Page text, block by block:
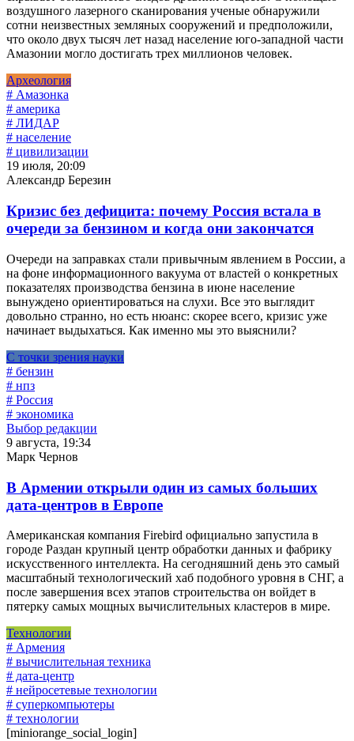
воздушного лазерного сканирования ученые обнаружили
сотни неизвестных земляных сооружений и предположили,
что около двух тысяч лет назад население юго-западной части
Амазонии могло достигать трех миллионов человек.
Археология
# Амазонка
# америка
# ЛИДАР
# население
# цивилизации
19 июля, 20:09
Александр Березин
Кризис без дефицита: почему Россия встала в
очереди за бензином и когда они закончатся
Очереди на заправках стали привычным явлением в России, а
на фоне информационного вакуума от властей о конкретных
показателях производства бензина в июне население
вынуждено ориентироваться на слухи. Все это выглядит
довольно странно, но есть нюанс: скорее всего, кризис уже
начинает выдыхаться. Как именно мы это выяснили?
С точки зрения науки
# бензин
# нпз
# Россия
# экономика
Выбор редакции
9 августа, 19:34
Марк Чернов
В Армении открыли один из самых больших
дата-центров в Европе
Американская компания Firebird официально запустила в
городе Раздан крупный центр обработки данных и фабрику
искусственного интеллекта. На сегодняшний день это самый
масштабный технологический хаб подобного уровня в СНГ, а
после завершения всех этапов строительства он войдет в
пятерку самых мощных вычислительных кластеров в мире.
Технологии
# Армения
# вычислительная техника
# дата-центр
# нейросетевые технологии
# суперкомпьютеры
# технологии
[miniorange_social_login]